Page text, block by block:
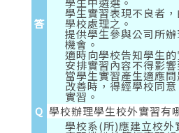
答
學生實習表現不良者
學校處理之。
提供學生參與公司所
機會。
適時向學校告知學生的
安排實習內容不得影
當學生實習產生適應
改善時，得經學校同
實習。
Q 學校辦理學生校外實習有
學校系(所)應建立校外